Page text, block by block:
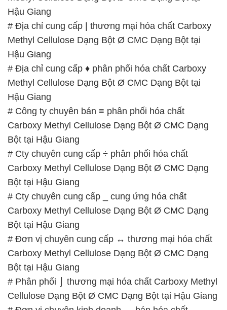
# Địa chỉ cung cấp ♦ phân phối hóa chất Carboxy
Methyl Cellulose Dạng Bột Ø CMC Dạng Bột tại
Hậu Giang
# Công ty chuyên bán ≡ phân phối hóa chất
Carboxy Methyl Cellulose Dạng Bột Ø CMC Dạng
Bột tại Hậu Giang
# Cty chuyên cung cấp ÷ phân phối hóa chất
Carboxy Methyl Cellulose Dạng Bột Ø CMC Dạng
Bột tại Hậu Giang
# Cty chuyên cung cấp _ cung ứng hóa chất
Carboxy Methyl Cellulose Dạng Bột Ø CMC Dạng
Bột tại Hậu Giang
# Đơn vị chuyên cung cấp ↔ thương mại hóa chất
Carboxy Methyl Cellulose Dạng Bột Ø CMC Dạng
Bột tại Hậu Giang
# Phân phối ⌡ thương mại hóa chất Carboxy Methyl
Cellulose Dạng Bột Ø CMC Dạng Bột tại Hậu Giang
# Đơn vị chuyên kinh doanh — bán hóa chất
Carboxy Methyl Cellulose Dạng Bột Ø CMC Dạng
Bột tại Hậu Giang
# Cty phân phối Σ kinh doanh hóa chất Carboxy
Methyl Cellulose Dạng Bột Ø CMC Dạng Bột tại